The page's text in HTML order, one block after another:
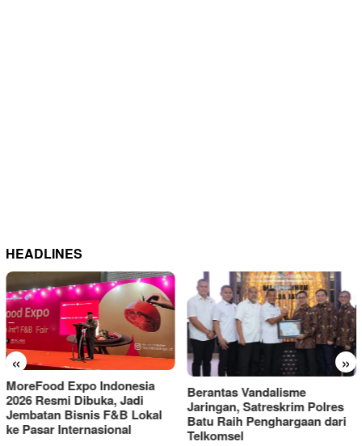
HEADLINES
« »
Berantas Vandalisme
Jaringan, Satreskrim Polres
Batu Raih Penghargaan dari
Telkomsel
RM OG Alami Kenaikan
Omset di Porprov IX Jatim
2025